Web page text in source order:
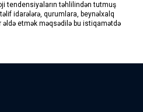
tendensiyaların təhlilindən tutmuş
idarələrə, qurumlara, beynəlxalq
əldə etmək məqsədilə bu istiqamətdə